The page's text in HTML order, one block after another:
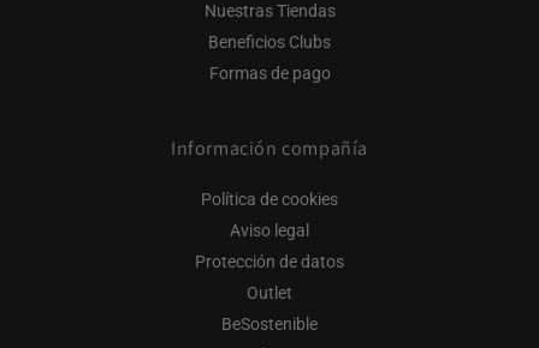
Nuestras Tiendas
Beneficios Clubs
Formas de pago
Información compañía
Política de cookies
Aviso legal
Protección de datos
Outlet
BeSostenible